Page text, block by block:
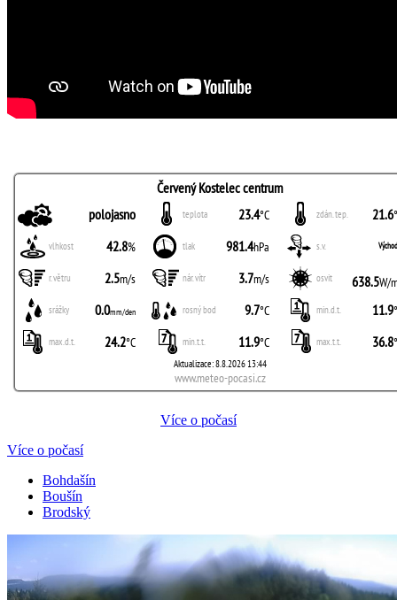
Více o počasí
Více o počasí
Bohdašín
Boušín
Brodský